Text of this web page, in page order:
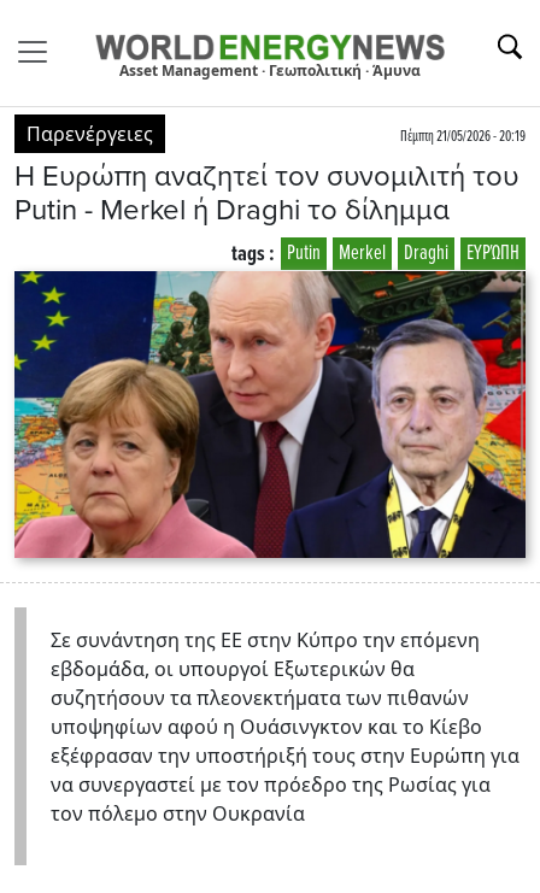
Asset Management · Γεωπολιτική · Άμυνα
Παρενέργειες Πέμπτη 21/05/2026 - 20:19
H Eυρώπη αναζητεί τον συνομιλιτή του
Putin - Merkel ή Draghi το δίλημμα
EΥΡΏΠΗ
Draghi
Merkel
Putin
tags :
Σε συνάντηση της ΕΕ στην Κύπρο την επόμενη
εβδομάδα, οι υπουργοί Εξωτερικών θα
συζητήσουν τα πλεονεκτήματα των πιθανών
υποψηφίων αφού η Ουάσινγκτον και το Κίεβο
εξέφρασαν την υποστήριξή τους στην Ευρώπη για
να συνεργαστεί με τον πρόεδρο της Ρωσίας για
τον πόλεμο στην Ουκρανία